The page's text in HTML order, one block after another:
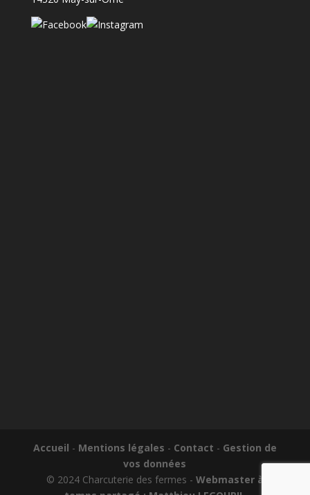
Accueil - Mentions légales - Contact - Gestion de
vos données
© 2024 Charcuterie des fermes - Webmaster à